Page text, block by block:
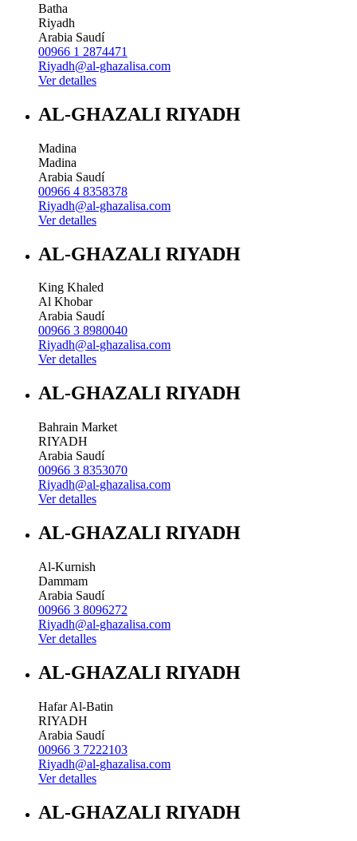
Batha
Riyadh
Arabia Saudí
00966 1 2874471
Riyadh@al-ghazalisa.com
Ver detalles
AL-GHAZALI RIYADH
Madina
Madina
Arabia Saudí
00966 4 8358378
Riyadh@al-ghazalisa.com
Ver detalles
AL-GHAZALI RIYADH
King Khaled
Al Khobar
Arabia Saudí
00966 3 8980040
Riyadh@al-ghazalisa.com
Ver detalles
AL-GHAZALI RIYADH
Bahrain Market
RIYADH
Arabia Saudí
00966 3 8353070
Riyadh@al-ghazalisa.com
Ver detalles
AL-GHAZALI RIYADH
Al-Kurnish
Dammam
Arabia Saudí
00966 3 8096272
Riyadh@al-ghazalisa.com
Ver detalles
AL-GHAZALI RIYADH
Hafar Al-Batin
RIYADH
Arabia Saudí
00966 3 7222103
Riyadh@al-ghazalisa.com
Ver detalles
AL-GHAZALI RIYADH